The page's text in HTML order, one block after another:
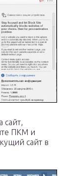
сайт,
ПКМ и
сайт в